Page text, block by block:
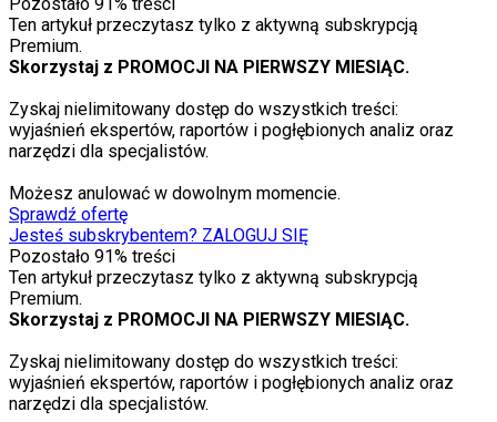
Ten artykuł przeczytasz tylko z aktywną subskrypcją
Premium.
Skorzystaj z PROMOCJI NA PIERWSZY MIESIĄC.
Zyskaj nielimitowany dostęp do wszystkich treści:
wyjaśnień ekspertów, raportów i pogłębionych analiz oraz
narzędzi dla specjalistów.
Możesz anulować w dowolnym momencie.
Sprawdź ofertę
Jesteś subskrybentem? ZALOGUJ SIĘ
Pozostało 91% treści
Ten artykuł przeczytasz tylko z aktywną subskrypcją
Premium.
Skorzystaj z PROMOCJI NA PIERWSZY MIESIĄC.
Zyskaj nielimitowany dostęp do wszystkich treści:
wyjaśnień ekspertów, raportów i pogłębionych analiz oraz
narzędzi dla specjalistów.